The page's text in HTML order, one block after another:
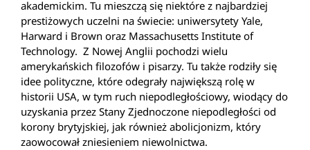
akademickim. Tu mieszczą się niektóre z najbardziej
prestiżowych uczelni na świecie: uniwersytety Yale,
Harward i Brown oraz Massachusetts Institute of
Technology. Z Nowej Anglii pochodzi wielu
amerykańskich filozofów i pisarzy. Tu także rodziły się
idee polityczne, które odegrały największą rolę w
historii USA, w tym ruch niepodległościowy, wiodący do
uzyskania przez Stany Zjednoczone niepodległości od
korony brytyjskiej, jak również abolicjonizm, który
zaowocował zniesieniem niewolnictwa.